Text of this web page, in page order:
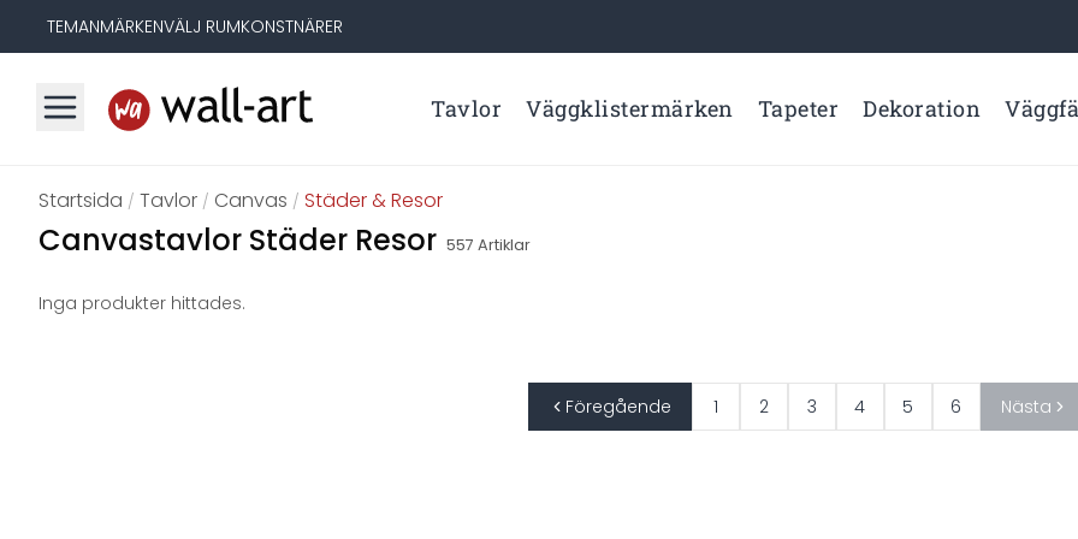
TEMANMÄRKENVÄLJ RUMKONSTNÄRER
Tavlor Väggklistermärken Tapeter Dekoration
Startsida /Tavlor / Canvas / Städer & Resor
Canvastavlor Städer Resor 557 Artiklar
Inga produkter hittades.
Föregående 1 2 3 4 5 6 Nästa